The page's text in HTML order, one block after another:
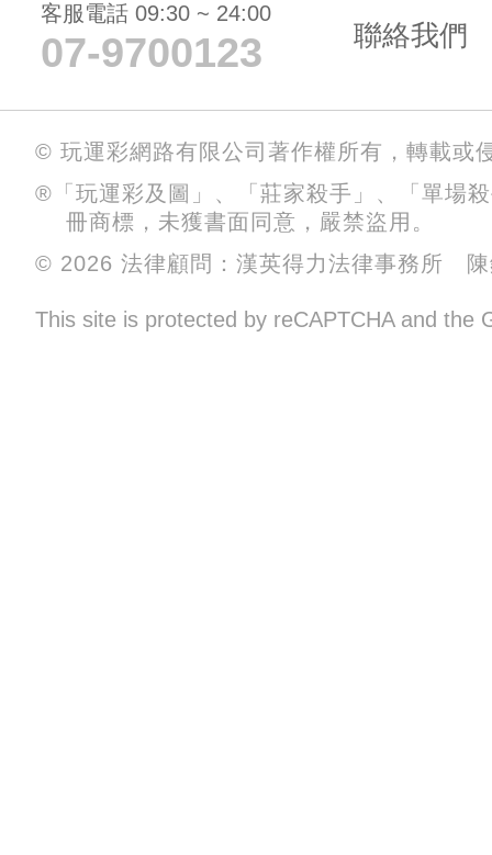
客服電話 09:30 ~ 24:00
07-9700123 聯絡我們
© 玩運彩網路有限公司著作權所有，轉載或
®「玩運彩及圖」、「莊家殺手」、「單場
冊商標，未獲書面同意，嚴禁盜用。
© 2026 法律顧問：漢英得力法律事務所 陳
This site is protected by reCAPTCHA and the